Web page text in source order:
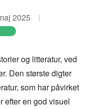
2025
og litteratur, ved
Den største digter
som har påvirket
efter en god visuel